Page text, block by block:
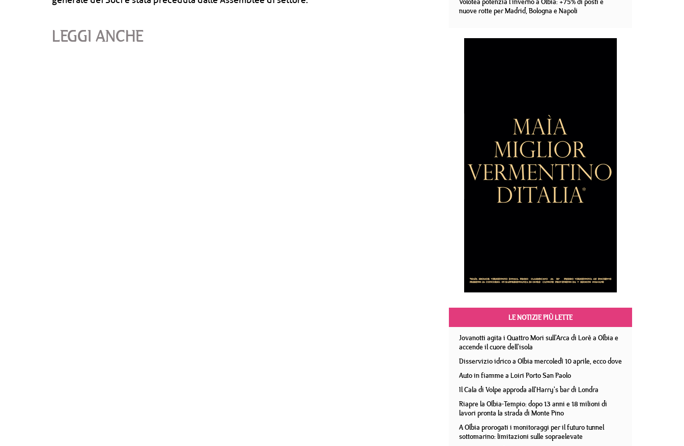
LEGGI ANCHE
nuove rotte per Madrid, Bologna e Napoli
LE NOTIZIE PIÙ LETTE
Jovanotti agita i Quattro Mori sull'Arca di Lorè a Olbia e
accende il cuore dell'isola
Disservizio idrico a Olbia mercoledì 10 aprile, ecco dove
Auto in fiamme a Loiri Porto San Paolo
Il Cala di Volpe approda all'Harry's bar di Londra
Riapre la Olbia-Tempio: dopo 13 anni e 18 milioni di
lavori pronta la strada di Monte Pino
A Olbia prorogati i monitoraggi per il futuro tunnel
sottomarino: limitazioni sulle sopraelevate